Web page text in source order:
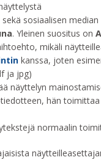
sosiaalisen median
. Yleinen suositus on
mikäli
kanssa, joten
ja jpg)
näyttelyn
hän
normaalin